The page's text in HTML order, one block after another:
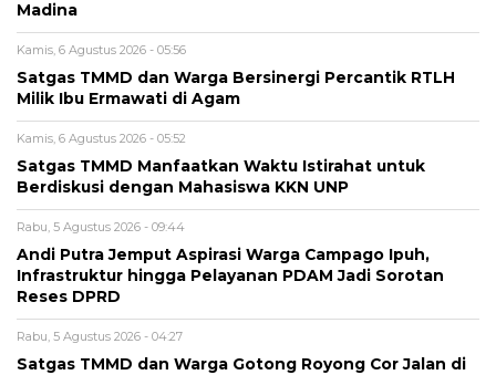
Madina
Kamis, 6 Agustus 2026 - 05:56
Satgas TMMD dan Warga Bersinergi Percantik RTLH
Milik Ibu Ermawati di Agam
Kamis, 6 Agustus 2026 - 05:52
Satgas TMMD Manfaatkan Waktu Istirahat untuk
Berdiskusi dengan Mahasiswa KKN UNP
Rabu, 5 Agustus 2026 - 09:44
Andi Putra Jemput Aspirasi Warga Campago Ipuh,
Infrastruktur hingga Pelayanan PDAM Jadi Sorotan
Reses DPRD
Rabu, 5 Agustus 2026 - 04:27
Satgas TMMD dan Warga Gotong Royong Cor Jalan di